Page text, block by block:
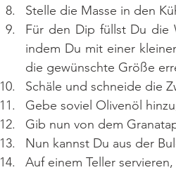
Stelle die Masse in den
Für den Dip füllst Du die
indem Du mit einer
die gewünschte Größe
Schäle und schneide die
Gebe soviel Olivenöl
Gib nun von dem
Nun kannst Du aus der
Auf einem Teller